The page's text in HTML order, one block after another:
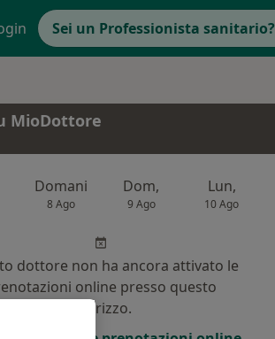
Sei un Professionista sanitario?
MioDottore
Domani
8 Ago
Dom,
9 Ago
Lun,
10 Ago
dottore non ha ancora attivato le
online presso questo
indirizzo.